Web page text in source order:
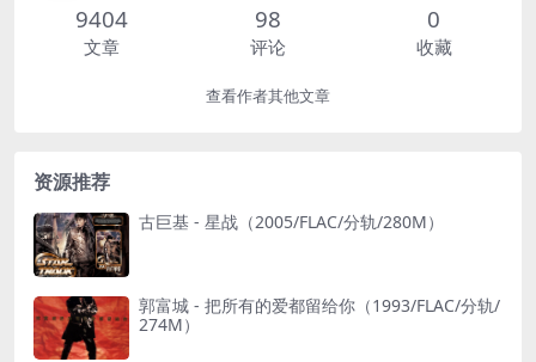
9404
文章
98
评论
0
收藏
查看作者其他文章
资源推荐
古巨基 - 星战（2005/FLAC/分轨/280M）
郭富城 - 把所有的爱都留给你（1993/FLAC/分轨/
274M）